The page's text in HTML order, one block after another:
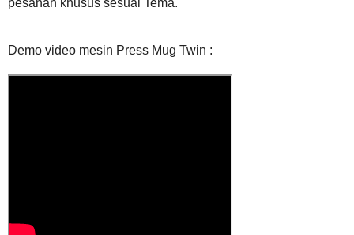
pesanan khusus sesuai Tema.
Demo video mesin Press Mug Twin :